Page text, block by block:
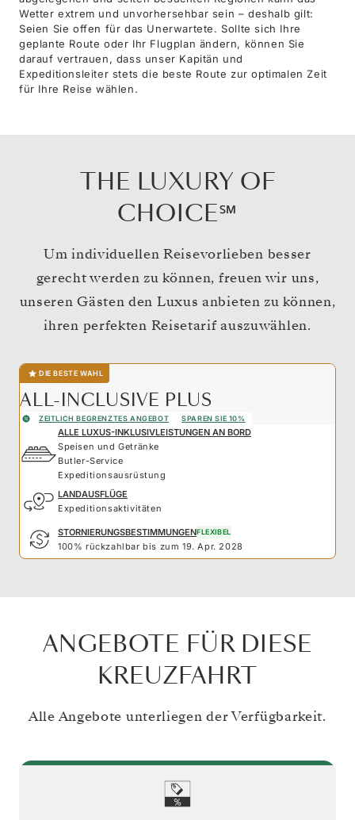
Wetter extrem und unvorhersehbar sein – deshalb gilt:
Seien Sie offen für das Unerwartete. Sollte sich Ihre
geplante Route oder Ihr Flugplan ändern, können Sie
darauf vertrauen, dass unser Kapitän und
Expeditionsleiter stets die beste Route zur optimalen Zeit
für Ihre Reise wählen.
THE LUXURY OF
CHOICE℠
Um individuellen Reisevorlieben besser
gerecht werden zu können, freuen wir uns,
unseren Gästen den Luxus anbieten zu können,
ihren perfekten Reisetarif auszuwählen.
DIE BESTE WAHL
ALL-INCLUSIVE PLUS
ZEITLICH BEGRENZTES ANGEBOT SPAREN SIE 10%
ALLE LUXUS-INKLUSIVLEISTUNGEN AN BORD
Speisen und Getränke
Butler-Service
Expeditionsausrüstung
LANDAUSFLÜGE
Expeditionsaktivitäten
STORNIERUNGSBESTIMMUNGENFLEXIBEL
100% rückzahlbar bis zum 19. Apr. 2028
ANGEBOTE FÜR DIESE
KREUZFAHRT
Alle Angebote unterliegen der Verfügbarkeit.